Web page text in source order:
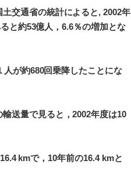
交通省の統計によると, 2002年
と約53億人，6.6％の増加とな
が約680回乗降したことにな
送量で見ると，2002年度は10
kmで，10年前の16.4 kmと